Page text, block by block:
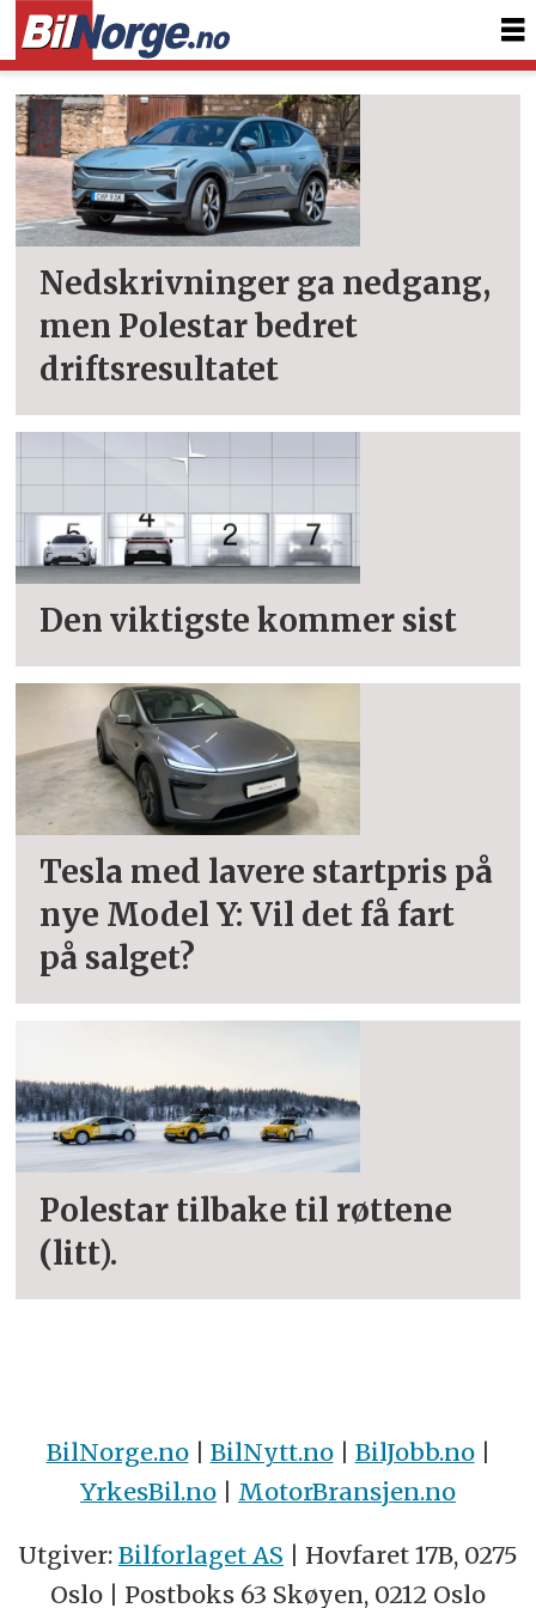
Tag:
michael
lohscheller
Nedskrivninger ga nedgang,
men Polestar bedret
driftsresultatet
Den viktigste kommer sist
Tesla med lavere startpris på
nye Model Y: Vil det få fart
på salget?
Polestar tilbake til røttene
(litt).
BilNorge.no| BilNytt.no| BilJobb.no|
YrkesBil.no | MotorBransjen.no
Utgiver: Bilforlaget AS | Hovfaret 17B, 0275
Oslo | Postboks 63 Skøyen, 0212 Oslo